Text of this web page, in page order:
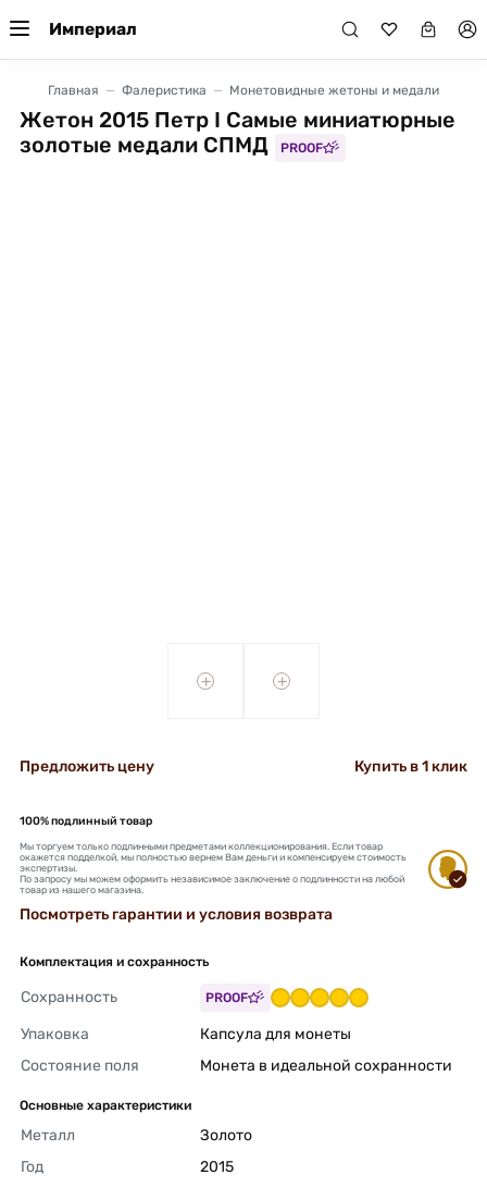
Империал
Главная Фалеристика Монетовидные жетоны и медали
Жетон 2015 Петр I Самые миниатюрные
золотые медали СПМД
PROOF
+ +
Предложить цену Купить в 1 клик
100% подлинный товар
Мы торгуем только подлинными предметами коллекционирования. Если товар
окажется подделкой, мы полностью вернем Вам деньги и компенсируем стоимость
экспертизы.
По запросу мы можем оформить независимое заключение о подлинности на любой
товар из нашего магазина.
Посмотреть гарантии и условия возврата
Комплектация и сохранность
Сохранность PROOF
Упаковка
Капсула для монеты
Состояние поля
Монета в идеальной сохранности
Основные характеристики
Металл
Золото
Год
2015